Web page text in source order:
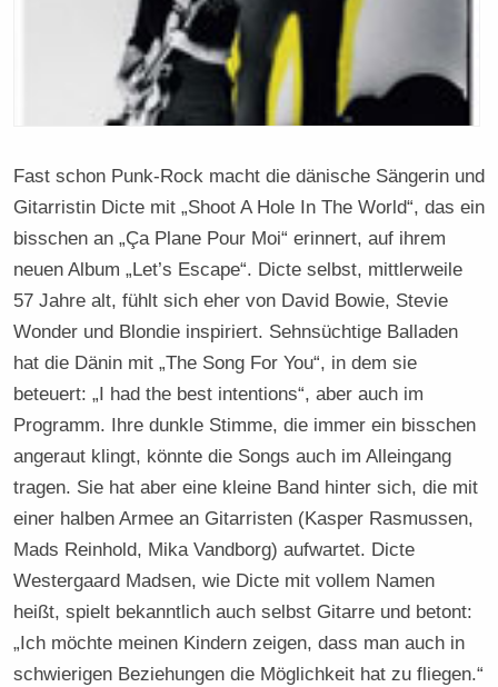
Fast schon Punk-Rock macht die dänische Sängerin und
Gitarristin Dicte mit „Shoot A Hole In The World“, das ein
bisschen an „Ça Plane Pour Moi“ erinnert, auf ihrem
neuen Album „Let’s Escape“. Dicte selbst, mittlerweile
57 Jahre alt, fühlt sich eher von David Bowie, Stevie
Wonder und Blondie inspiriert. Sehnsüchtige Balladen
hat die Dänin mit „The Song For You“, in dem sie
beteuert: „I had the best intentions“, aber auch im
Programm. Ihre dunkle Stimme, die immer ein bisschen
angeraut klingt, könnte die Songs auch im Alleingang
tragen. Sie hat aber eine kleine Band hinter sich, die mit
einer halben Armee an Gitarristen (Kasper Rasmussen,
Mads Reinhold, Mika Vandborg) aufwartet. Dicte
Westergaard Madsen, wie Dicte mit vollem Namen
heißt, spielt bekanntlich auch selbst Gitarre und betont:
„Ich möchte meinen Kindern zeigen, dass man auch in
schwierigen Beziehungen die Möglichkeit hat zu fliegen.“